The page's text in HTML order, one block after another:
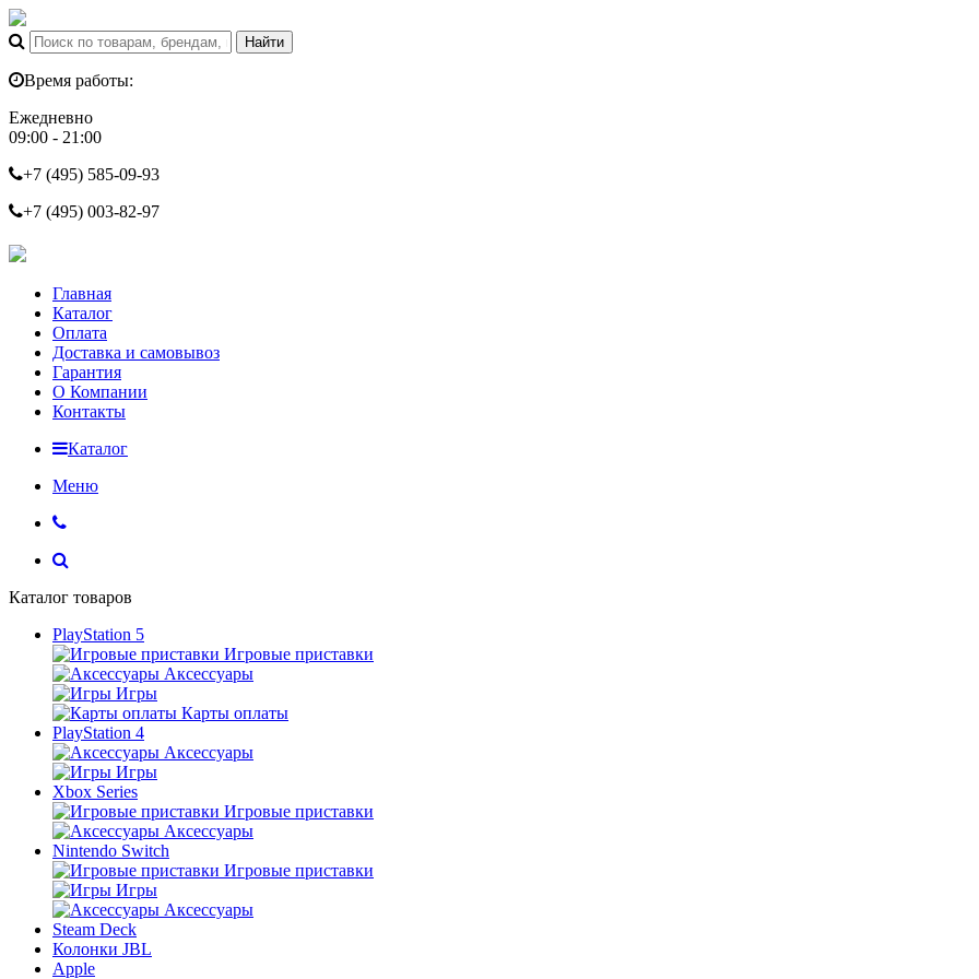
Время работы:
Ежедневно
09:00 - 21:00
+7 (495) 585-09-93
+7 (495) 003-82-97
Главная
Каталог
Оплата
Доставка и самовывоз
Гарантия
О Компании
Контакты
Каталог
Меню
Каталог товаров
PlayStation 5
Игровые приставки
Аксессуары
Игры
Карты оплаты
PlayStation 4
Аксессуары
Игры
Xbox Series
Игровые приставки
Аксессуары
Nintendo Switch
Игровые приставки
Игры
Аксессуары
Steam Deck
Колонки JBL
Apple